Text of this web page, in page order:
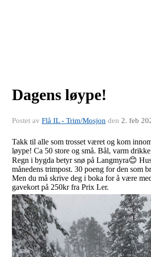
Dagens løype!
Postet av Flå IL - Trim/Mosjon den 2. feb
Takk til alle som trosset været og kom
løype! Ca 50 store og små. Bål, varm
Regn i bygda betyr snø på Langmyra😊
månedens trimpost. 30 poeng for den som
Men du må skrive deg i boka for å være
gavekort på 250kr fra Prix Ler.